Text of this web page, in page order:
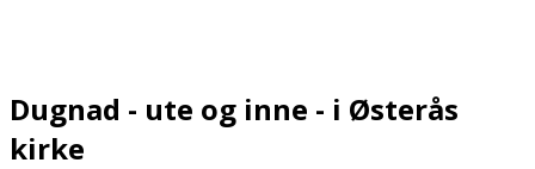
Dugnad - ute og inne - i Østerås
kirke